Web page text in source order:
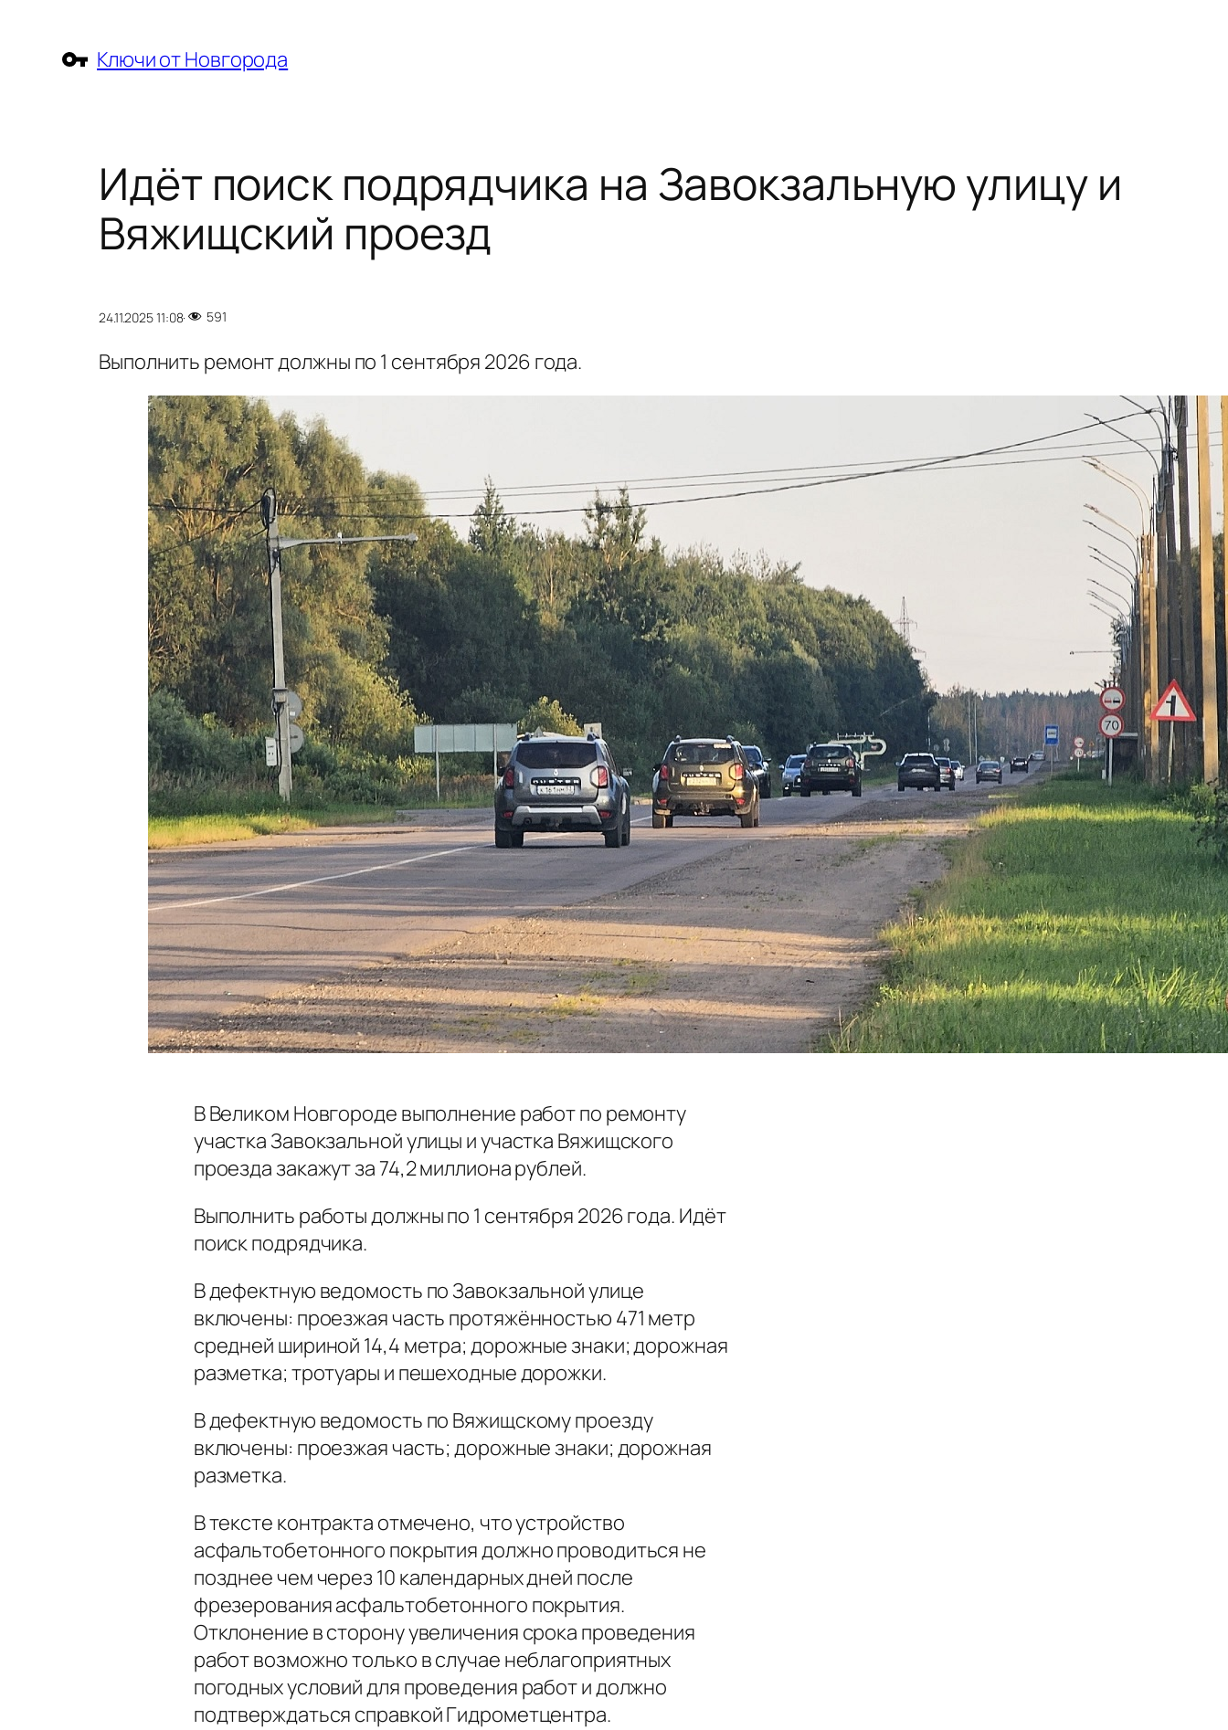
содержимому
Ключи от Новгорода
Идёт поиск подрядчика на Завокзальную улицу и
Вяжищский проезд
24.11.2025 11:08· 591
Выполнить ремонт должны по 1 сентября 2026 года.
В Великом Новгороде выполнение работ по ремонту
участка Завокзальной улицы и участка Вяжищского
проезда закажут за 74,2 миллиона рублей.
Выполнить работы должны по 1 сентября 2026 года. Идёт
поиск подрядчика.
В дефектную ведомость по Завокзальной улице
включены: проезжая часть протяжённостью 471 метр
средней шириной 14,4 метра; дорожные знаки; дорожная
разметка; тротуары и пешеходные дорожки.
В дефектную ведомость по Вяжищскому проезду
включены: проезжая часть; дорожные знаки; дорожная
разметка.
В тексте контракта отмечено, что устройство
асфальтобетонного покрытия должно проводиться не
позднее чем через 10 календарных дней после
фрезерования асфальтобетонного покрытия.
Отклонение в сторону увеличения срока проведения
работ возможно только в случае неблагоприятных
погодных условий для проведения работ и должно
подтверждаться справкой Гидрометцентра.